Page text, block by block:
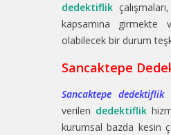
dedektiflik
kapsamına girmekte
olabilecek bir durum
Sancaktepe
Sancaktepe dedektiflik
verilen dedektiflik
kurumsal bazda kesin